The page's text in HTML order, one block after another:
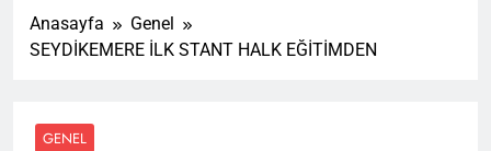
Anasayfa
Genel
SEYDİKEMERE İLK STANT HALK EĞİTİMDEN
GENEL